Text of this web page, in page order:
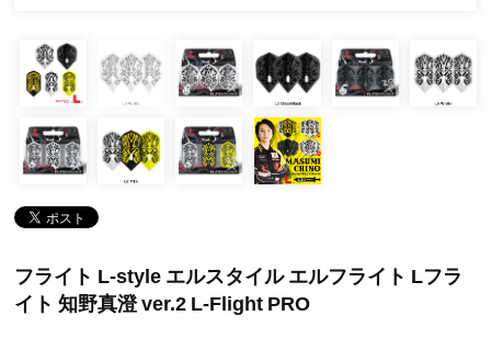
フライト L-style エルスタイル エルフライト Lフラ
イト 知野真澄 ver.2 L-Flight PRO